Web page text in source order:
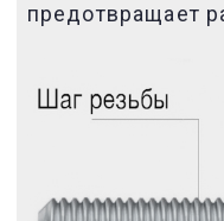
предотвращает